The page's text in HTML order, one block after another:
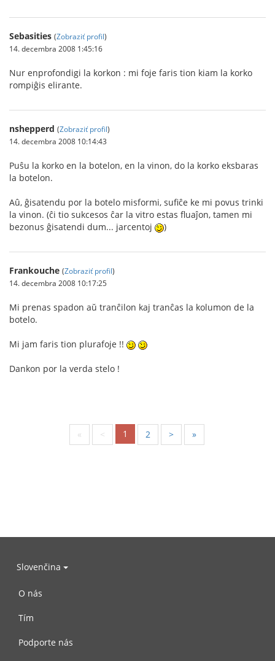
Sebasities (Zobraziť profil)
14. decembra 2008 1:45:16
Nur enprofondigi la korkon : mi foje faris tion kiam la korko
rompiĝis elirante.
nshepperd (Zobraziť profil)
14. decembra 2008 10:14:43
Puŝu la korko en la botelon, en la vinon, do la korko eksbaras
la botelon.
Aû, ĝisatendu por la botelo misformi, sufiĉe ke mi povus trinki
la vinon. (ĉi tio sukcesos ĉar la vitro estas fluaĵon, tamen mi
bezonus ĝisatendi dum... jarcentoj
)
Frankouche (Zobraziť profil)
14. decembra 2008 10:17:25
Mi prenas spadon aŭ tranĉilon kaj tranĉas la kolumon de la
botelo.
Mi jam faris tion plurafoje !!
Dankon por la verda stelo !
« < 1 2 > »
Slovenčina
O nás
Tím
Podporte nás